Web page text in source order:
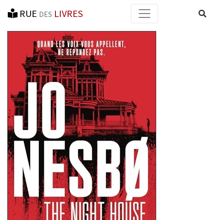
RUE DES LIVRES